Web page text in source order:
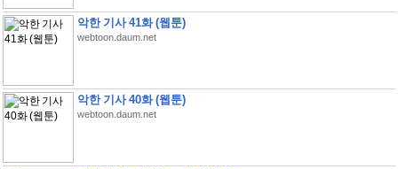
악한 기사 41화 (웹툰)
webtoon.daum.net
악한 기사 40화 (웹툰)
webtoon.daum.net